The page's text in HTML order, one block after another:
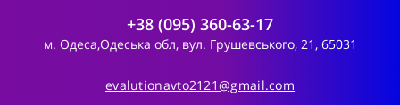
+38 (095) 360-63-17
м. Одеса,Одеська обл, вул. Грушевського, 21, 65031
evalutionavto2121@gmail.com